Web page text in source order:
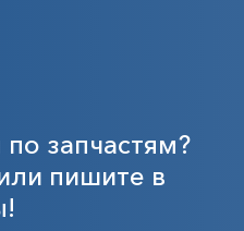
запчастям?
пишите в